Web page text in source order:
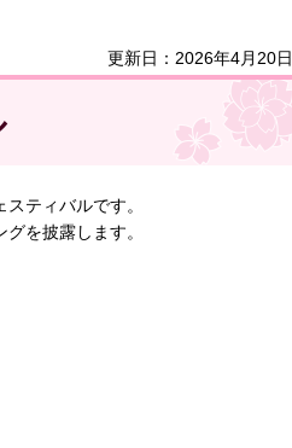
更新日：2026年4月20日
ティバルです。
を披露します。